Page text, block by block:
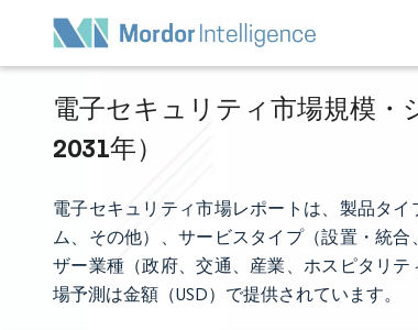
電子セキュリティ市場規模・
2031年）
電子セキュリティ市場レポートは、製品タ
ム、その他）、サービスタイプ（設置・統
ザー業種（政府、交通、産業、ホスピタリ
場予測は金額（USD）で提供されています。